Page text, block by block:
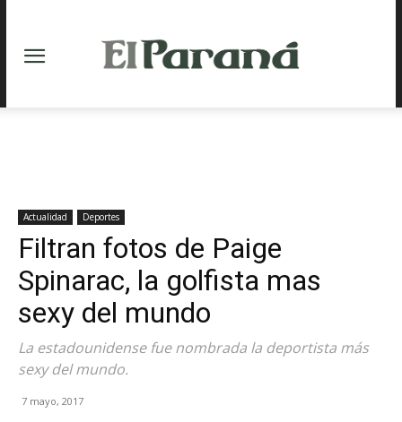
Actualidad Deportes
Filtran fotos de Paige
Spinarac, la golfista mas
sexy del mundo
La estadounidense fue nombrada la deportista más
sexy del mundo.
7 mayo, 2017